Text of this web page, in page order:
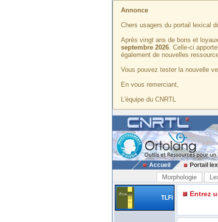
Annonce
Chers usagers du portail lexical
Après vingt ans de bons et
septembre 2026. Celle-ci
également de nouvelles
Vous pouvez tester la nouvelle
En vous remerciant,
L'équipe du CNRTL
Accueil Portail
Morphologie
TLFi Entrez